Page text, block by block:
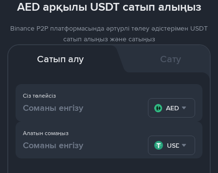
AED арқылы USDT сатып алыңыз
Binance P2P платформасында әртүрлі төлеу әдістерімен USDT
сатып алыңыз және сатыңыз
Сатып алу Сату
Сіз төлейсіз
AED
Алатын сомаңыз
USDT